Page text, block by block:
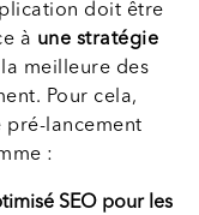
doit être
à une stratégie
meilleure des
Pour cela,
pré-lancement
:
SEO pour les